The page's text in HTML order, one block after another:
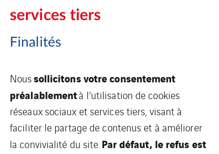
services tiers
Finalités
Noussollicitons votre consentement
préalablementà l’utilisation de cookies
réseaux sociaux et services tiers, visant à
faciliter le partage de contenus et à améliorer
la convivialité du site.Par défaut, le refus est